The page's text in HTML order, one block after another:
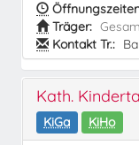
Träger:
Kontakt Tr.:
Kath.
KiGa
KiHo